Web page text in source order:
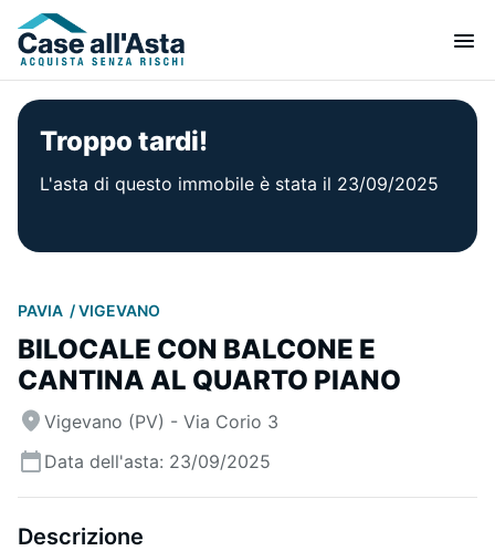
Troppo tardi!
L'asta di questo immobile è stata il 23/09/2025
PAVIA VIGEVANO
BILOCALE CON BALCONE E
CANTINA AL QUARTO PIANO
Vigevano (PV) - Via Corio 3
Data dell'asta: 23/09/2025
Descrizione